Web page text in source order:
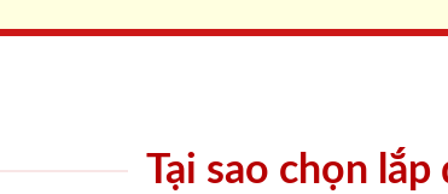
Tại sao chọn